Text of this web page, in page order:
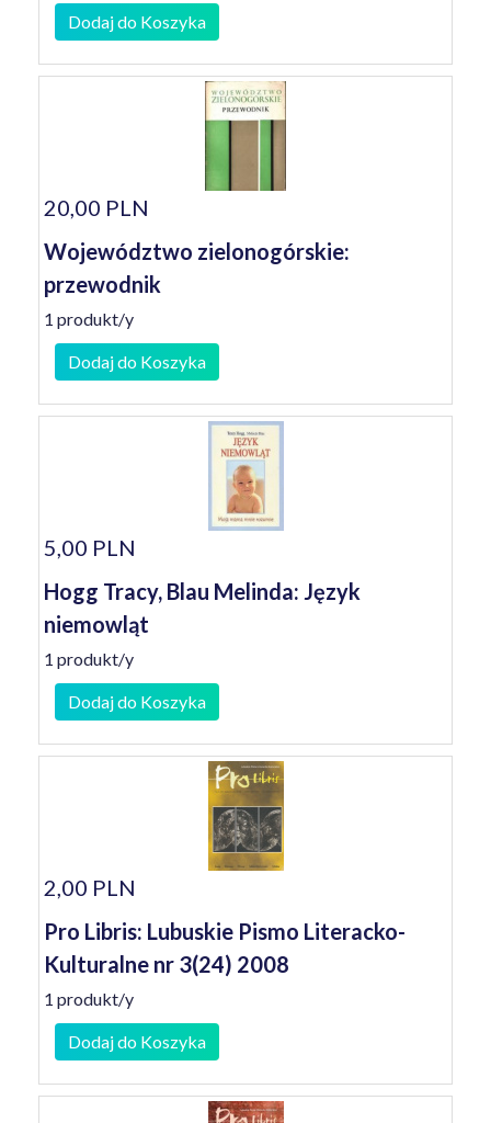
Dodaj do Koszyka
20,00 PLN
Województwo zielonogórskie:
przewodnik
1 produkt/y
Dodaj do Koszyka
5,00 PLN
Hogg Tracy, Blau Melinda: Język
niemowląt
1 produkt/y
Dodaj do Koszyka
2,00 PLN
Pro Libris: Lubuskie Pismo Literacko-
Kulturalne nr 3(24) 2008
1 produkt/y
Dodaj do Koszyka